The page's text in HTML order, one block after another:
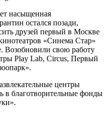
насыщенная
остался позади,
друзей первый в Москве
«Синема Стар»
Возобновили свою работу
Play Lab, Circus, Первый
центры
в благотворительные фонды